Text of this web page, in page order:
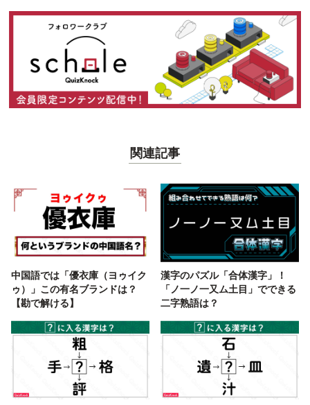
関連記事
中国語では「優衣庫（ヨゥイク
ゥ）」この有名ブランドは？
【勘で解ける】
漢字のパズル「合体漢字」！
「ノ一ノ一又ム土目」でできる
二字熟語は？